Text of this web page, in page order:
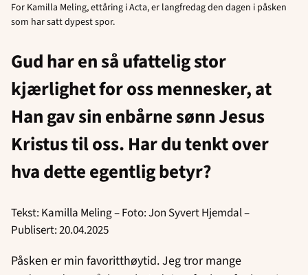
For Kamilla Meling, ettåring i Acta, er langfredag den dagen i påsken
som har satt dypest spor.
Gud har en så ufattelig stor
kjærlighet for oss mennesker, at
Han gav sin enbårne sønn Jesus
Kristus til oss. Har du tenkt over
hva dette egentlig betyr?
Tekst: Kamilla Meling – Foto: Jon Syvert Hjemdal –
Publisert: 20.04.2025
Påsken er min favoritthøytid. Jeg tror mange